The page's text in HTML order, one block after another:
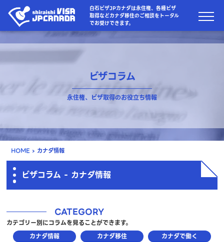
白石ビザJPカナダは永住権、各種ビザ
取得などカナダ移住のご相談をトータル
でお受けできます。
ビザコラム
永住権、ビザ取得のお役立ち情報
HOME › カナダ情報
ビザコラム - カナダ情報
CATEGORY
カテゴリー別にコラムを見ることができます。
カナダ情報
カナダ移住
カナダで働く